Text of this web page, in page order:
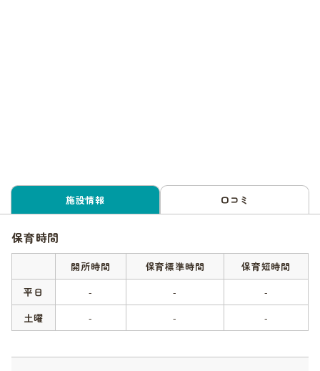
施設情報 口コミ
保育時間
開所時間 保育標準時間
保育短時間
平日
- -
-
土曜
- - -